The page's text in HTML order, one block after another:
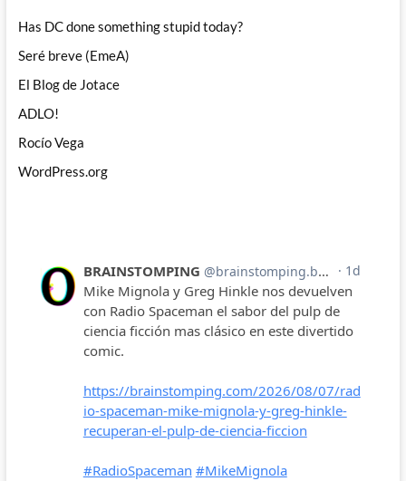
Has DC done something stupid today?
Seré breve (EmeA)
El Blog de Jotace
ADLO!
Rocío Vega
WordPress.org